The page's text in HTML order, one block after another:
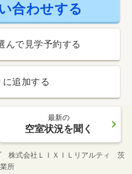
合わせする
んで見学予約する
追加する
最新の
空室状況を聞く
株式会社ＬＩＸＩＬリアルティ 茨
所